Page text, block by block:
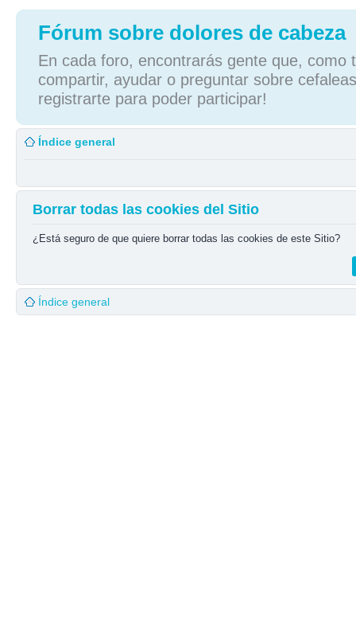
Fórum sobre dolores de cabeza
En cada foro, encontrarás gente que, como
compartir, ayudar o preguntar sobre
registrarte para poder participar!
Índice general
Borrar todas las cookies del Sitio
¿Está seguro de que quiere borrar todas las cookies de este Sitio?
Índice general